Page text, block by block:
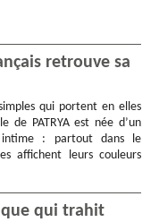
retrouve sa
qui portent en elles
de PATRYA est née d’un
intime : partout dans le
affichent leurs couleurs
qui trahit